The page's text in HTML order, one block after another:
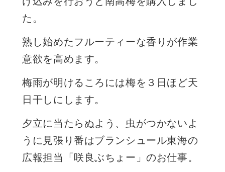
た。
熟し始めたフルーティーな香りが作業
意欲を高めます。
梅雨が明けるころには梅を３日ほど天
日干しにします。
夕立に当たらぬよう、虫がつかないよ
うに見張り番はブランシュール東海の
広報担当「咲良ぶちょー」のお仕事。